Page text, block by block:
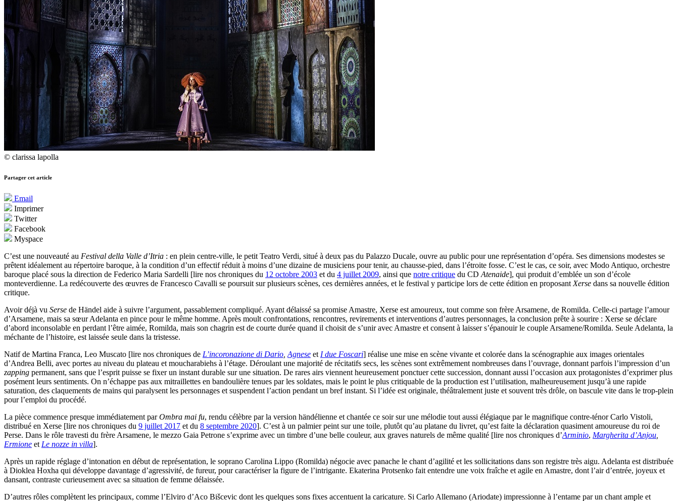
© clarissa lapolla
Partager cet article
Email
Imprimer
Twitter
Facebook
Myspace
C’est une nouveauté au Festival della Valle d’Itria : en plein centre-ville, le petit Teatro Verdi, situé à deux pas du Palazzo Ducale, ouvre au public pour une représentation d’opéra. Ses dimensions modestes se
prêtent idéalement au répertoire baroque, à la condition d’un effectif réduit à moins d’une dizaine de musiciens pour tenir, au chausse-pied, dans l’étroite fosse. C’est le cas, ce soir, avec Modo Antiquo, orchestre
baroque placé sous la direction de Federico Maria Sardelli [lire nos chroniques du 12 octobre 2003 et du 4 juillet 2009, ainsi que notre critique du CD Atenaide], qui produit d’emblée un son d’école
monteverdienne. La redécouverte des œuvres de Francesco Cavalli se poursuit sur plusieurs scènes, ces dernières années, et le festival y participe lors de cette édition en proposant Xerse dans sa nouvelle édition
critique.
Avoir déjà vu Serse de Händel aide à suivre l’argument, passablement compliqué. Ayant délaissé sa promise Amastre, Xerse est amoureux, tout comme son frère Arsamene, de Romilda. Celle-ci partage l’amour
d’Arsamene, mais sa sœur Adelanta en pince pour le même homme. Après moult confrontations, rencontres, revirements et interventions d’autres personnages, la conclusion prête à sourire : Xerse se déclare
d’abord inconsolable en perdant l’être aimée, Romilda, mais son chagrin est de courte durée quand il choisit de s’unir avec Amastre et consent à laisser s’épanouir le couple Arsamene/Romilda. Seule Adelanta, la
méchante de l’histoire, est laissée seule dans la tristesse.
Natif de Martina Franca, Leo Muscato [lire nos chroniques de L’incoronazione di Dario Agnese et I due Foscari] réalise une mise en scène vivante et colorée dans la scénographie aux images orientales
d’Andrea Belli, avec portes au niveau du plateau et moucharabiehs à l’étage. Déroulant une majorité de récitatifs secs, les scènes sont extrêmement nombreuses dans l’ouvrage, donnant parfois l’impression d’un
zapping permanent, sans que l’esprit puisse se fixer un instant durable sur une situation. De rares airs viennent heureusement ponctuer cette succession, donnant aussi l’occasion aux protagonistes d’exprimer plus
posément leurs sentiments. On n’échappe pas aux mitraillettes en bandoulière tenues par les soldates, mais le point le plus critiquable de la production est l’utilisation, malheureusement jusqu’à une rapide
saturation, des claquements de mains qui paralysent les personnages et suspendent l’action pendant un bref instant. Si l’idée est originale, théâtralement juste et souvent très drôle, on bascule vite dans le trop-plein
pour l’emploi du procédé.
La pièce commence presque immédiatement parOmbra mai fu, rendu célèbre par la version händélienne et chantée ce soir sur une mélodie tout aussi élégiaque par le magnifique contre-ténor Carlo Vistoli,
distribué en Xerse [lire nos chroniques du 9 juillet 2017 et du 8 septembre 2020]. C’est à un palmier peint sur une toile, plutôt qu’au platane du livret, qu’est faite la déclaration quasiment amoureuse du roi de
Perse. Dans le rôle travesti du frère Arsamene, le mezzo Gaia Petrone s’exprime avec un timbre d’une belle couleur, aux graves naturels de même qualité [lire nos chroniques d’Arminio, Margherita d’Anjou
Ermione et Le nozze in villa].
Après un rapide réglage d’intonation en début de représentation, le soprano Carolina Lippo (Romilda) négocie avec panache le chant d’agilité et les sollicitations dans son registre très aigu. Adelanta est distribuée
à Dioklea Hoxha qui développe davantage d’agressivité, de fureur, pour caractériser la figure de l’intrigante. Ekaterina Protsenko fait entendre une voix fraîche et agile en Amastre, dont l’air d’entrée, joyeux et
dansant, contraste curieusement avec sa situation de femme délaissée.
D’autres rôles complètent les principaux, comme l’Elviro d’Aco Bišcevic dont les quelques sons fixes accentuent la caricature. Si Carlo Allemano (Ariodate) impressionne à l’entame par un chant ample et